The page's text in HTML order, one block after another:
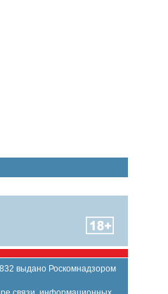
выдано Роскомнадзором